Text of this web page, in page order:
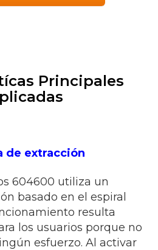
Principales
de extracción
604600 utiliza un
basado en el espiral
resulta
los usuarios porque no
esfuerzo. Al activar